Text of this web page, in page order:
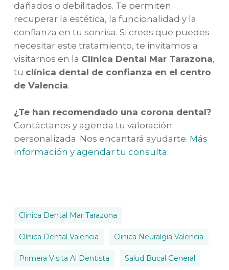
dañados o debilitados. Te permiten
recuperar la estética, la funcionalidad y la
confianza en tu sonrisa. Si crees que puedes
necesitar este tratamiento, te invitamos a
visitarnos en la Clínica Dental Mar Tarazona,
tu clínica dental de confianza en el centro
de Valencia.
¿Te han recomendado una corona dental?
Contáctanos y agenda tu valoración
personalizada. Nos encantará ayudarte. Más
información y agendar tu consulta.
Clinica Dental Mar Tarazona
Clínica Dental Valencia Clinica Neuralgia Valencia
Primera Visita Al Dentista Salud Bucal General